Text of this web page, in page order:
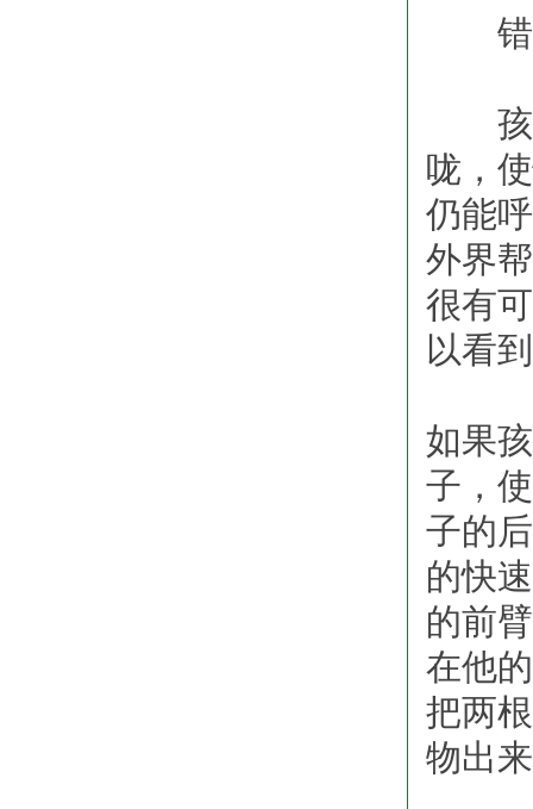
错
孩子
咙，
仍能
外界
很有
以看
如果
子，
子的
的快
的前
在他
把两
物出